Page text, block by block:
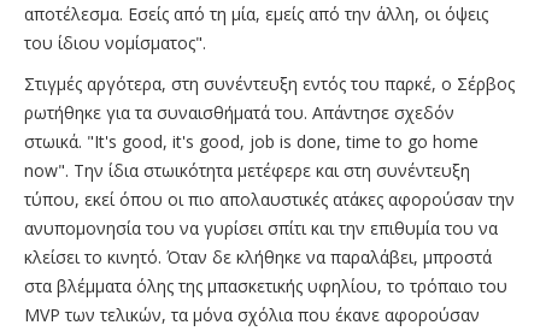
αποτέλεσμα. Εσείς από τη μία, εμείς από την άλλη, οι όψεις
του ίδιου νομίσματος".
Στιγμές αργότερα, στη συνέντευξη εντός του παρκέ, ο Σέρβος
ρωτήθηκε για τα συναισθήματά του. Απάντησε σχεδόν
στωικά. "It's good, it's good, job is done, time to go home
now". Την ίδια στωικότητα μετέφερε και στη συνέντευξη
τύπου, εκεί όπου οι πιο απολαυστικές ατάκες αφορούσαν την
ανυπομονησία του να γυρίσει σπίτι και την επιθυμία του να
κλείσει το κινητό. Όταν δε κλήθηκε να παραλάβει, μπροστά
στα βλέμματα όλης της μπασκετικής υφηλίου, το τρόπαιο του
MVP των τελικών, τα μόνα σχόλια που έκανε αφορούσαν